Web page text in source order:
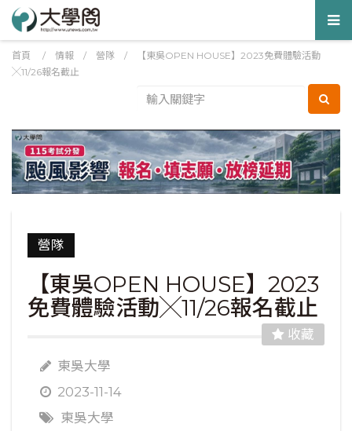
首頁 / 情報 / 營隊 /
【東吳OPEN HOUSE】2023免費體驗活動
╳11/26報名截止
營隊
【東吳OPEN HOUSE】2023
免費體驗活動╳11/26報名截止
收藏
東吳大學
2023-11-14
東吳大學